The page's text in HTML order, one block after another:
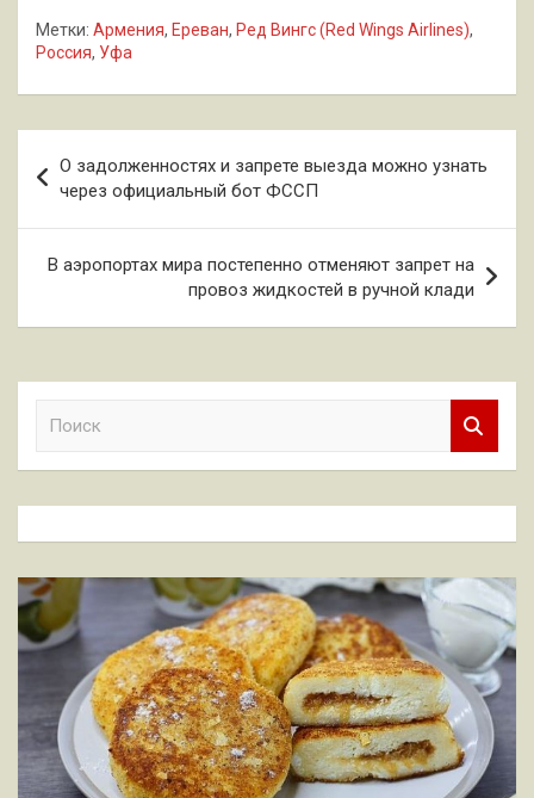
Метки: Армения, Ереван, Ред Вингс (Red Wings Airlines),
Россия, Уфа
по
записям
О задолженностях и запрете выезда можно узнать
через официальный бот ФССП
В аэропортах мира постепенно отменяют запрет на
провоз жидкостей в ручной клади
к